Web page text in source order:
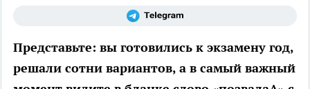
Представьте: вы готовились к экзамену год,
решали сотни вариантов, а в самый важный